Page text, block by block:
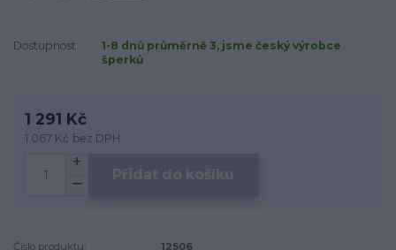
Dostupnost
1-8 dnů průměrně 3, jsme český výrobce
šperků
1 291 Kč
1 067 Kč bez DPH
Číslo produktu:
12506